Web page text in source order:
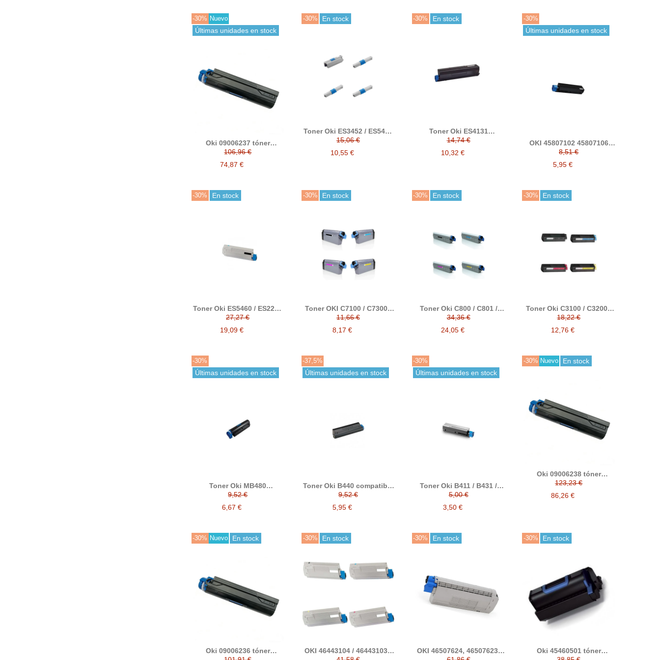
-30% Nuevo
Últimas unidades en stock
Oki 09006237 tóner
compatible (B433, B513)
106,96 €
74,87 €
-30% En stock
Toner Oki ES3452 / ES5431
/ ES5462 compatible
alternativo a 444973512 /
444973511 / 444973510 /
444973509
15,06 €
10,55 €
-30% En stock
Toner Oki ES4131
compatible alternativo a
44917607
14,74 €
10,32 €
-30%
Últimas unidades en stock
OKI 45807102 45807106
cartucho de tóner
8,51 €
5,95 €
-30% En stock
Toner Oki ES5460 / ES2232
/ ES2262 compatible al
toner original de OKI
43865732 / 43865731 /
43865730 / 43865729
27,27 €
19,09 €
-30% En stock
Toner OKI C7100 / C7300 /
C7350 / C7500 / C7550
negro compatible
alternativo a 41963008 /
41963007 / 41963006 /
11,66 €
8,17 €
-30% En stock
Toner Oki C800 / C801 /
C821 compatible
alternativo a 44643004 /
44643003 / 44643002 /
44643001
34,36 €
24,05 €
-30% En stock
Toner Oki C3100 / C3200 /
C5100 / C5200 / C5250 /
C5300 / C5400 / C5450 /
C5510 / C5540 Negro
remanufacturado
18,22 €
12,76 €
-30%
Últimas unidades en stock
Toner Oki MB480
compatible alternativo a
43979216
9,52 €
6,67 €
-37,5%
Últimas unidades en stock
Toner Oki B440 compatible
alternativo a 43979216
9,52 €
5,95 €
-30%
Últimas unidades en stock
Toner Oki B411 / B431 /
MB461 / MB471 / MB491
compatible alternativo a
44574702
5,00 €
3,50 €
-30% Nuevo En stock
Oki 09006238 tóner
compatible (B433, B513)
123,23 €
86,26 €
-30% Nuevo En stock
Oki 09006236 tóner
compatible (B433, B513)
-30% En stock
OKI 46443104 / 46443103 /
46443102 / 46443101 tóner
-30% En stock
OKI 46507624, 46507623,
46507622, 46507621 tóner
-30% En stock
Oki 45460501 tóner
compatible